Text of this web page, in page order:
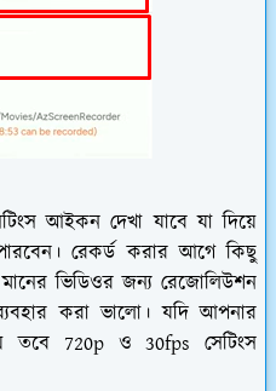
আইকন দেখা যাবে যা দিয়ে
রেকর্ড করার আগে কিছু
ভিডিওর জন্য রেজোলিউশন
করা ভালো। যদি আপনার
তবে 720p ও 30fps সেটিংস